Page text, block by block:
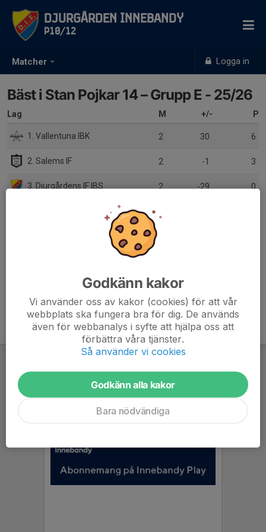
Matcher Logga in
Djurgården Innebandy
P10/12
Bäst i Stan Pojkar 14 – Grupp E - 25/26
Lag M +/- P
1. Vallentuna IBK 2 30 6
2. Salems IF 2 -1 3
3. Djurgårdens IF IBS 2 -29 0
Godkänn kakor
Vi använder oss av kakor (cookies) för att vår
webbplats ska fungera bra för dig. De används
även för webbanalys i syfte att hjälpa oss att
förbättra våra tjänster.
Så använder vi cookies
Godkänn alla kakor
Bara nödvändiga